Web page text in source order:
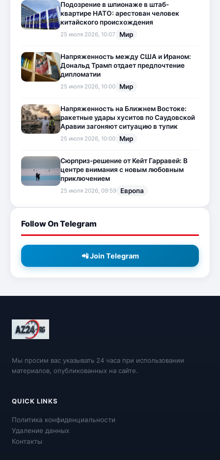
Подозрение в шпионаже в штаб-
квартире НАТО: арестован человек
китайского происхождения
25 июля 2026, 10:07 Мир
Напряженность между США и Ираном:
Дональд Трамп отдает предпочтение
дипломатии
25 июля 2026, 10:00 Мир
Напряженность на Ближнем Востоке:
ракетные удары хуситов по Саудовской
Аравии загоняют ситуацию в тупик
25 июля 2026, 10:00 Мир
Сюрприз-решение от Кейт Гарравей: В
центре внимания с новым любовным
приключением
25 июля 2026, 09:59 Европа
Follow On Telegram
📲 Join Telegram
Мы просим вас указывать 24 часа при использовании
материалов, опубликованных на сайте.
QUICK LINKS
Политика конфиденциальности
Удаление данных
Контакты